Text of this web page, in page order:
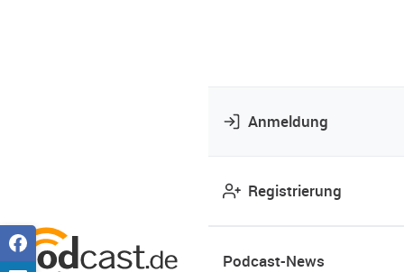
Anmeldung
Registrierung
Podcast-News